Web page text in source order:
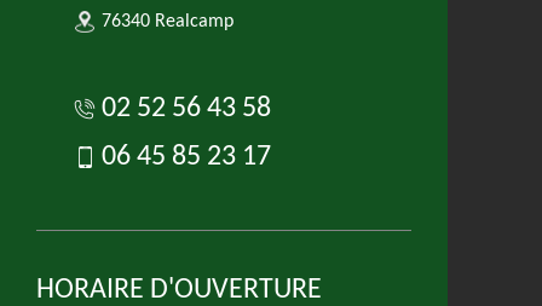
76340 Realcamp
02 52 56 43 58
06 45 85 23 17
HORAIRE D'OUVERTURE